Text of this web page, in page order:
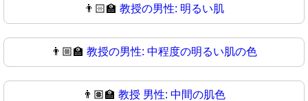
👨🏻‍🏫 教授の男性: 明るい肌
👨🏼‍🏫 教授の男性: 中程度の明るい肌の色
👨🏽‍🏫 教授 男性: 中間の肌色